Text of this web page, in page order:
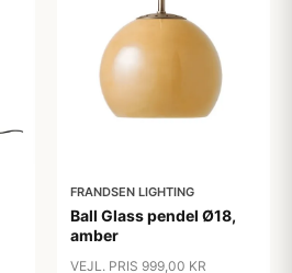
FRANDSEN LIGHTING
Ball Glass pendel Ø18,
amber
VEJL. PRIS 999,00 KR